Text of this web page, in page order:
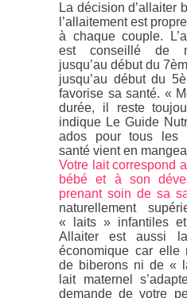
La décision d’allaiter
l’allaitement est
à chaque couple.
est conseillé de
jusqu’au début du 7
jusqu’au début du 5
favorise sa santé. «
durée, il reste
indique Le Guide
ados pour tous les
santé vient en
Votre lait correspond
bébé et à son
prenant soin de sa
naturellement
« laits » infantiles
Allaiter est aussi
économique car elle
de biberons ni de «
lait maternel
demande de votre